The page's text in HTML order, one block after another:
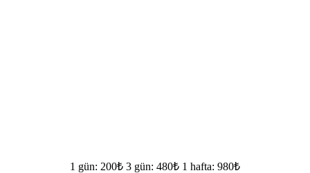
1 gün: 200₺ 3 gün: 480₺ 1 hafta: 980₺